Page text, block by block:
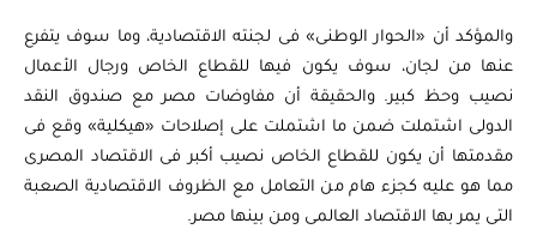
والمؤكد أن «الحوار الوطنى» فى لجنته الاقتصادية، وما سوف يتفرع
عنها من لجان، سوف يكون فيها للقطاع الخاص ورجال الأعمال
نصيب وحظ كبير. والحقيقة أن مفاوضات مصر مع صندوق النقد
الدولى اشتملت ضمن ما اشتملت على إصلاحات «هيكلية» وقع فى
مقدمتها أن يكون للقطاع الخاص نصيب أكبر فى الاقتصاد المصرى
مما هو عليه كجزء هام من التعامل مع الظروف الاقتصادية الصعبة
التى يمر بها الاقتصاد العالمى ومن بينها مصر.